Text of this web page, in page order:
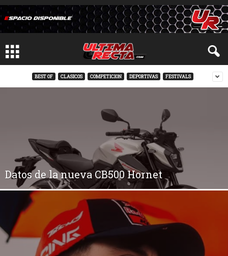
BEST OF CLASICOS COMPETICION DEPORTIVAS FESTIVALS
Datos de la nueva CB500 Hornet